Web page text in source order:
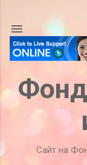
Сайт на